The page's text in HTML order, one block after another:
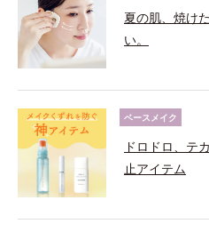
夏の肌、焼け
い。
ベースメイク
ドロドロ、テ
止アイテム